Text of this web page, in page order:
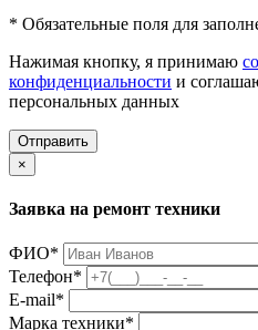
* Обязательные поля для
Нажимая кнопку, я принимаю
конфиденциальности и
персональных данных
Отправить
×
Заявка на ремонт техники
ФИО*
Телефон*
E-mail*
Марка техники*